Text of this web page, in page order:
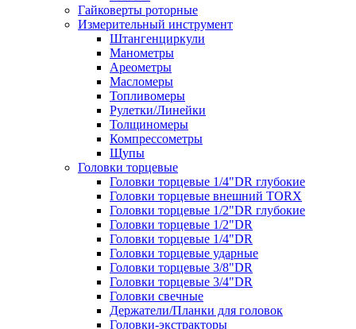
Гайковерты роторные
Измерительный инструмент
Штангенциркули
Манометры
Ареометры
Масломеры
Топливомеры
Рулетки/Линейки
Толщиномеры
Компрессометры
Щупы
Головки торцевые
Головки торцевые 1/4"DR глубокие
Головки торцевые внешний TORX
Головки торцевые 1/2"DR глубокие
Головки торцевые 1/2"DR
Головки торцевые 1/4"DR
Головки торцевые ударные
Головки торцевые 3/8"DR
Головки торцевые 3/4"DR
Головки свечные
Держатели/Планки для головок
Головки-экстракторы